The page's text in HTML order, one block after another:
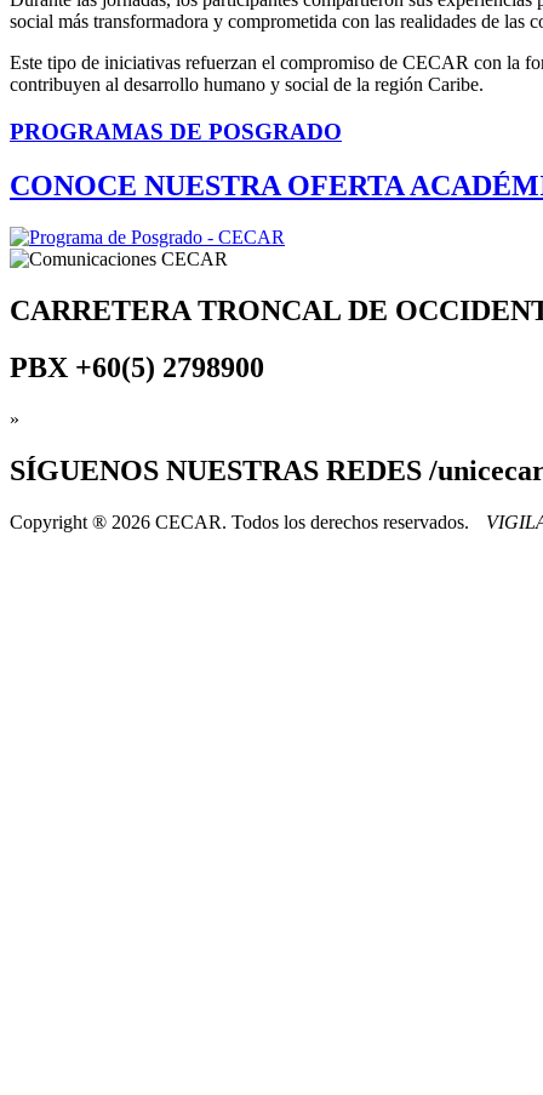
social más transformadora y comprometida con las realidades de las
Este tipo de iniciativas refuerzan el compromiso de CECAR con la
contribuyen al desarrollo humano y social de la región Caribe.
PROGRAMAS DE POSGRADO
CONOCE NUESTRA OFERTA
CARRETERA TRONCAL DE
PBX +60(5) 2798900
»
SÍGUENOS NUESTRAS REDES /
Copyright ® 2026 CECAR. Todos los derechos reservados.